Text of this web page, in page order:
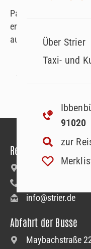
Über Strier
Taxi- und
91020
zur
Passen Sie Ihre
erhalten. Oder lassen
auf der Startseite
Reiseanmeldung
Bäumerstraße
info@strier.de
Abfahrt der Busse
Maybachstraße